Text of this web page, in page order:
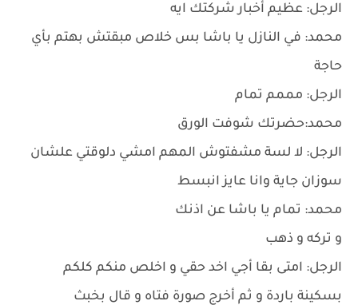
الرجل: عظيم أخبار شركتك ايه
محمد: في النازل يا باشا بس خلاص مبقتش بهتم بأي
حاجة
الرجل: مممم تمام
محمد:حضرتك شوفت الورق
الرجل: لا لسة مشفتوش المهم امشي دلوقتي علشان
سوزان جاية وانا عايز انبسط
محمد: تمام يا باشا عن اذنك
و تركه و ذهب
الرجل: امتى بقا أجي اخد حقي و اخلص منكم كلكم
بسكينة باردة و ثم أخرج صورة فتاه و قال بخبث